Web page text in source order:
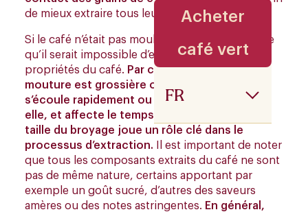
Acheter
café vert
FR
de mieux extraire tous leurs arômes et saveurs.
Si le café n’était pas moulu, la surface serait telle
qu’il serait impossible d’extraire toutes les
propriétés du café. Par conséquent, plus la
mouture est grossière ou fine, plus l’eau
s’écoule rapidement ou lentement à travers
elle, et affecte le temps d’extraction.
taille du broyage joue un rôle clé dans le
processus d’extraction. Il est important de noter
que tous les composants extraits du café ne sont
pas de même nature, certains apportant par
exemple un goût sucré, d’autres des saveurs
amères ou des notes astringentes. En général,